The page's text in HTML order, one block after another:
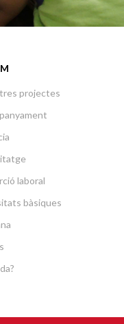
projectes
laboral
bàsiques